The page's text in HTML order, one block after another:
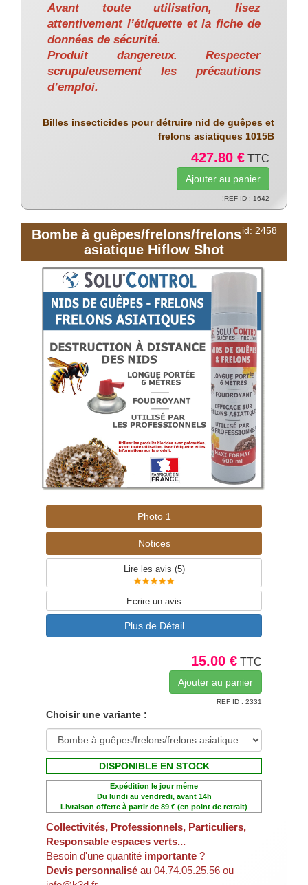
Avant toute utilisation, lisez
attentivement l’étiquette et la fiche de
données de sécurité.
Produit dangereux. Respecter
scrupuleusement les précautions
d’emploi.
Billes insecticides pour détruire nid de guêpes et
frelons asiatiques 1015B
427.80 € TTC
!REF ID : 1642
id: 2458
Bombe à guêpes/frelons/frelons
asiatique Hiflow Shot
Photo 1
Notices
Lire les avis (5)
Ecrire un avis
Plus de Détail
15.00 € TTC
REF ID : 2331
Choisir une variante :
DISPONIBLE EN STOCK
Expédition le jour même
Du lundi au vendredi, avant 14h
Livraison offerte à partir de 89 € (en point de retrait)
Collectivités, Professionnels, Particuliers,
Responsable espaces verts...
Besoin d'une quantité importante ?
Devis personnalisé au 04.74.05.25.56 ou